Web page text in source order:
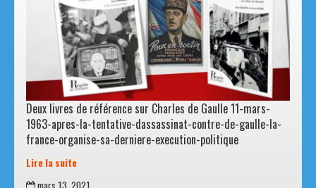
Deux livres de référence sur Charles de Gaulle 11-mars-
1963-apres-la-tentative-dassassinat-contre-de-gaulle-la-